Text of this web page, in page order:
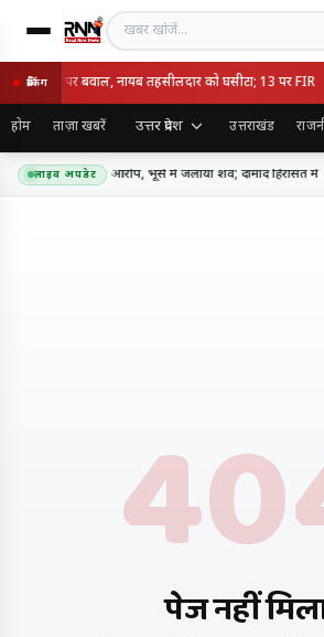
खबर खोजें
ब्रेकिंग
हटाने पर बवाल, नायब तहसीलदार को घसीटा; 13 पर FIR
होम ताज़ा खबरें उत्तर प्रदेश उत्तराखंड
लाइव अपडेट
में सास की हत्या का आरोप, भूसे में जलाया शव; दामाद हिरासत में
पेज नहीं